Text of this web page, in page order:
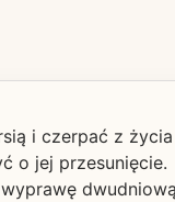
i czerpać z
o jej przesunięcie.